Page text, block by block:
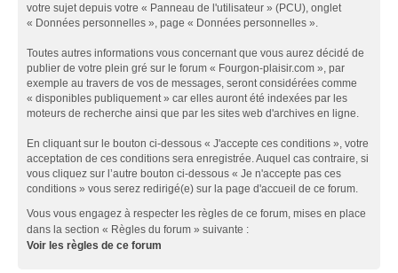
votre sujet depuis votre « Panneau de l'utilisateur » (PCU), onglet
« Données personnelles », page « Données personnelles ».
Toutes autres informations vous concernant que vous aurez décidé de
publier de votre plein gré sur le forum « Fourgon-plaisir.com », par
exemple au travers de vos de messages, seront considérées comme
« disponibles publiquement » car elles auront été indexées par les
moteurs de recherche ainsi que par les sites web d'archives en ligne.
En cliquant sur le bouton ci-dessous « J'accepte ces conditions », votre
acceptation de ces conditions sera enregistrée. Auquel cas contraire, si
vous cliquez sur l’autre bouton ci-dessous « Je n'accepte pas ces
conditions » vous serez redirigé(e) sur la page d'accueil de ce forum.
Vous vous engagez à respecter les règles de ce forum, mises en place
dans la section « Règles du forum » suivante :
Voir les règles de ce forum